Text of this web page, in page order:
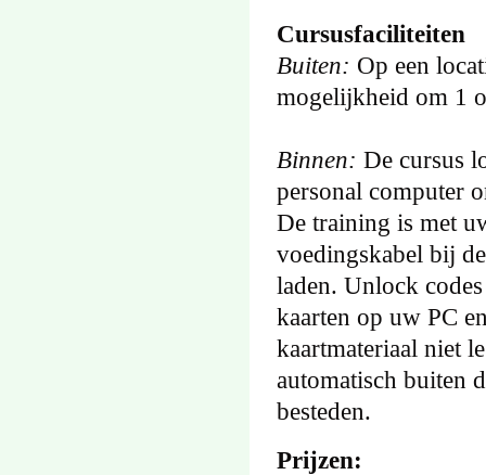
Cursusfaciliteiten
Buiten: Op een
mogelijkheid om 1
Binnen: De cursus
personal computer
De training is met
voedingskabel bij
laden. Unlock
kaarten op uw PC
kaartmateriaal niet
automatisch buiten
besteden.
Prijzen: